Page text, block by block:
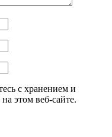
с хранением и
этом веб-сайте.